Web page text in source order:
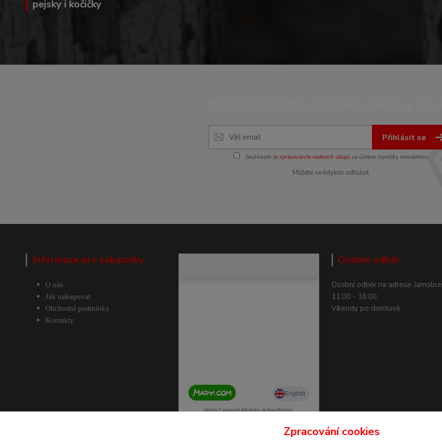
pejsky i kočičky
Přihlásit se
Souhlasím se zpracováním osobních údajůza účelem rozesílky newsletteru.
Můžete se kdykoli odhlásit.
Informace pro zákazníky
O nás
Jak nakupovat
Obchodní podmínky
Kontakty
Osobní odběr
Osobní odběr na adrese
11:00 - 18:00.
Víkendy po domluvě.
Zpracování cookies